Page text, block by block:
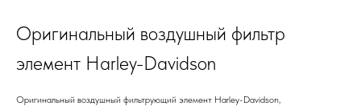
Оригинальный воздушный фильтр
элемент Harley-Davidson
Оригинальный воздушный фильтрующий элемент Harley-Davidson,